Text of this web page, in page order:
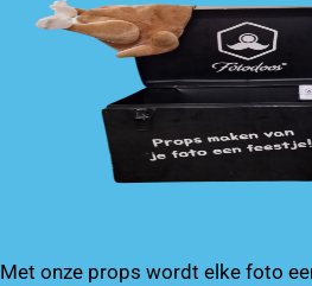
Met onze props wordt elke foto